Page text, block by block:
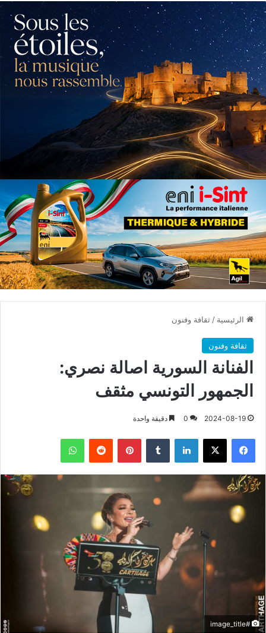
الرئيسية / ثقافة وفنون
ثقافة وفنون
الفنانة السورية اصالة نصري:
الجمهور التونسي مثقف
2024-08-19
0 دقيقة واحدة
فيسبوك X لينكدإن بينتيريست واتساب
#image_title